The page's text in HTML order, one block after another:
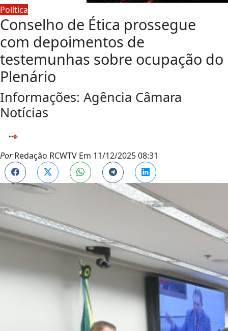
Política
Conselho de Ética prossegue
com depoimentos de
testemunhas sobre ocupação do
Plenário
Informações: Agência Câmara
Notícias
PorRedação RCWTV Em 11/12/2025 08:31